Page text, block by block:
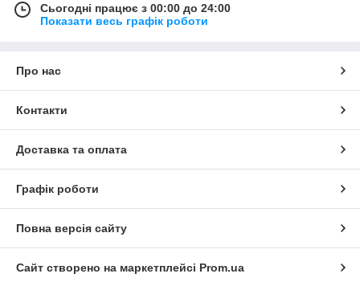
Сьогодні працює з 00:00 до 24:00
Показати весь графік роботи
Про нас
Контакти
Доставка та оплата
Графік роботи
Повна версія сайту
Сайт створено на маркетплейсі Prom.ua